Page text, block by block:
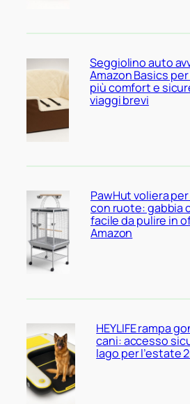
Seggiolino auto
Amazon Basics
più comfort e
viaggi brevi
PawHut voliera
con ruote: gabbia
facile da pulire in
Amazon
HEYLIFE rampa
cani: accesso
lago per l’estate